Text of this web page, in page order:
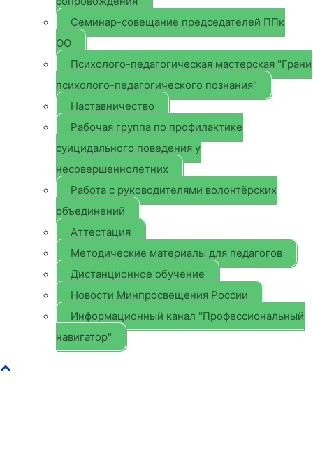
Семинар-совещание председателей ППк
ОО
Психолого-педагогическая мастерская "Грани
психолого-педагогического познания"
Наставничество
Рабочая группа по профилактике
суицидального поведения у
несовершеннолетних
Работа с руководителями волонтёрских
объединений
Аттестация
Методические материалы для педагогов
Дистанционное обучение
Новости Минпросвещения России
Информационный канал "Профессиональный
навигатор"